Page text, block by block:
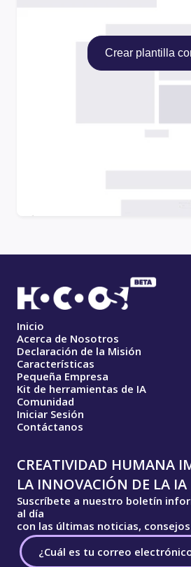
Crear plantilla
Inicio
Acerca de Nosotros
Declaración de la Misión
Características
Pequeña Empresa
Kit de herramientas de IA
Comunidad
Iniciar Sesión
Contáctanos
CREATIVIDAD HUMANA
LA INNOVACIÓN DE LA IA
Suscríbete a nuestro boletín
al día
con las últimas noticias,